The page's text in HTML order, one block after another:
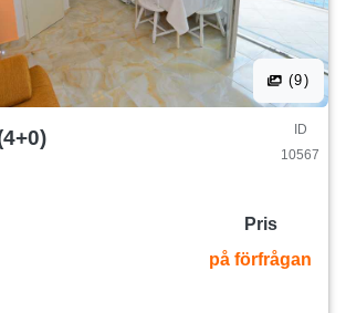
(9)
ID
10567
Pris
på förfrågan